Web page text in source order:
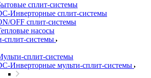
сплит-системы
Инверторные сплит-системы
OFF сплит-системы
насосы
сплит-системы
сплит-системы
Инверторные мульти-сплит-системы